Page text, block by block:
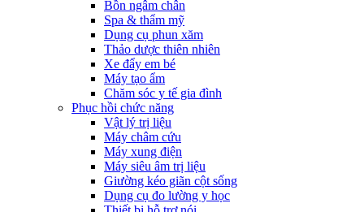
Bồn ngâm chân
Spa & thẩm mỹ
Dụng cụ phun xăm
Thảo dược thiên nhiên
Xe đẩy em bé
Máy tạo ẩm
Chăm sóc y tế gia đình
Phục hồi chức năng
Vật lý trị liệu
Máy châm cứu
Máy xung điện
Máy siêu âm trị liệu
Giường kéo giãn cột sống
Dụng cụ đo lường y học